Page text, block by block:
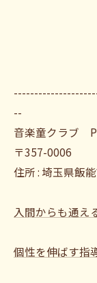
--
音楽童クラブ
〒357-0006
住所 : 埼玉県飯
入間からも通え
個性を伸ばす指